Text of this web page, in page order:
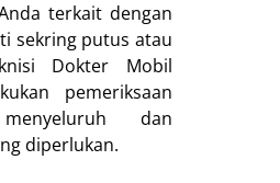
terkait dengan
sekring putus atau
Dokter Mobil
pemeriksaan
dan
diperlukan.